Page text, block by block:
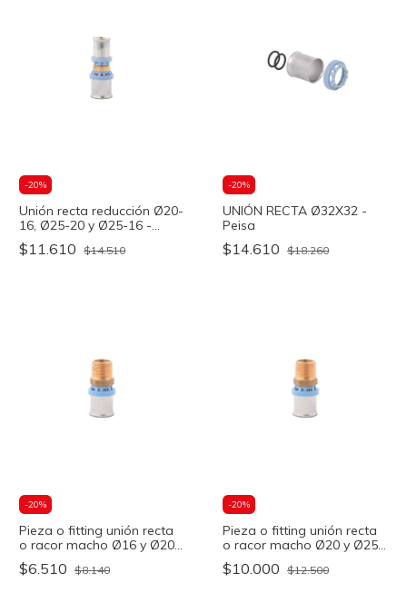
-20%
Unión recta reducción Ø20-
16, Ø25-20 y Ø25-16 -
OFITT
$11.610 $14.510
-20%
UNIÓN RECTA Ø32X32 -
Peisa
$14.610 $18.260
-20%
Pieza o fitting unión recta
o racor macho Ø16 y Ø20-
1/2 - OFITT
$6.510 $8.140
-20%
Pieza o fitting unión recta
o racor macho Ø20 y Ø25-
3/4 - OFITT
$10.000 $12.500